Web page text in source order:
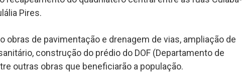
Pires.
obras de pavimentação e drenagem de vias, ampliação de
construção do prédio do DOF (Departamento de
outras obras que beneficiarão a população.